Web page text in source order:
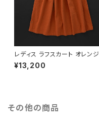
レディス ラフスカート オレンジ
¥13,200
その他の商品